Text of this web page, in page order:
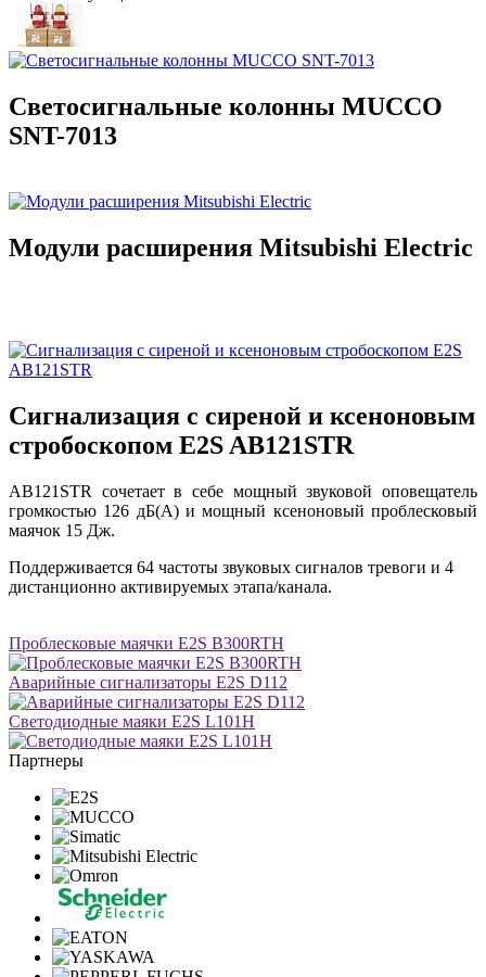
Светосигнальные колонны MUCCO
SNT-7013
Модули расширения Mitsubishi Electric
Сигнализация с сиреной и ксеноновым
стробоскопом E2S AB121STR
AB121STR сочетает в себе мощный звуковой оповещатель
громкостью 126 дБ(A) и мощный ксеноновый проблесковый
маячок 15 Дж.
Поддерживается 64 частоты звуковых сигналов тревоги и 4
дистанционно активируемых этапа/канала.
Проблесковые маячки E2S B300RTH
Аварийные сигнализаторы E2S D112
Светодиодные маяки E2S L101H
Партнеры